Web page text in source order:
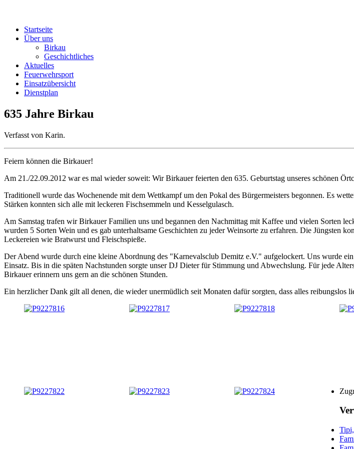
Startseite
Über uns
Birkau
Geschichtliches
Aktuelles
Feuerwehrsport
Einsatzübersicht
Dienstplan
635 Jahre Birkau
Verfasst von Karin.
Feiern können die Birkauer!
Am 21./22.09.2012 war es mal wieder soweit: Wir Birkauer feierten den 635. Geburtstag unseres schönen
Traditionell wurde das Wochenende mit dem Wettkampf um den Pokal des Bürgermeisters begonnen. Es
Stärken konnten sich alle mit leckeren Fischsemmeln und Kesselgulasch.
Am Samstag trafen wir Birkauer Familien uns und begannen den Nachmittag mit Kaffee und vielen Sorten
wurden 5 Sorten Wein und es gab unterhaltsame Geschichten zu jeder Weinsorte zu erfahren. Die Jüngsten
Leckereien wie Bratwurst und Fleischspieße.
Der Abend wurde durch eine kleine Abordnung des "Karnevalsclub Demitz e.V." aufgelockert. Uns wurde
Einsatz. Bis in die späten Nachstunden sorgte unser DJ Dieter für Stimmung und Abwechslung. Für jede
Birkauer erinnern uns gern an die schönen Stunden.
Ein herzlicher Dank gilt all denen, die wieder unermüdlich seit Monaten dafür sorgten, dass alles reibungslos